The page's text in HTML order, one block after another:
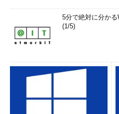
5分で絶対に分かる
(1/5)